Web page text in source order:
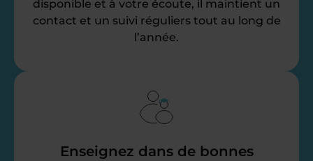
disponible et à votre écoute, il maintient un
contact et un suivi réguliers tout au long de
l’année.
Enseignez dans de bonnes